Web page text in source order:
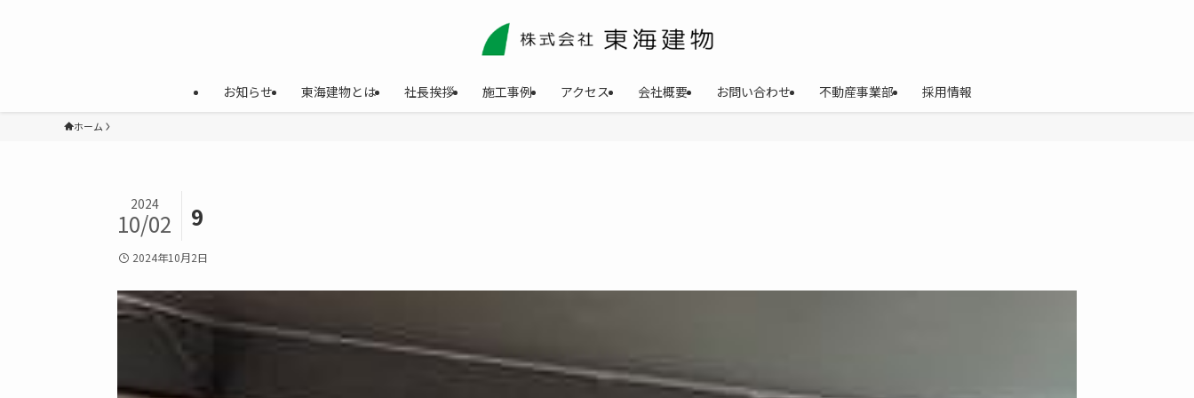
お知らせ 東海建物とは 社長挨拶 施工事例 アクセス 会社概要 お問い合わせ 不動産事業部 採用情報
ホーム
9
2024
10/02
2024年10月2日